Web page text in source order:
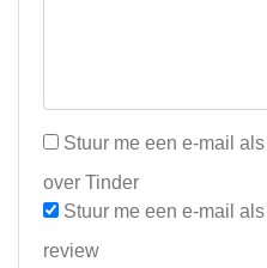
Stuur me een e-mail
over Tinder
Stuur me een e-mail
review